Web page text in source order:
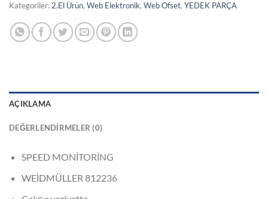
Kategoriler:2.El Ürün, Web Elektronik, Web Ofset, YEDEK PARÇA
AÇIKLAMA
DEĞERLENDIRMELER (0)
SPEED MONİTORİNG
WEİDMÜLLER 812236